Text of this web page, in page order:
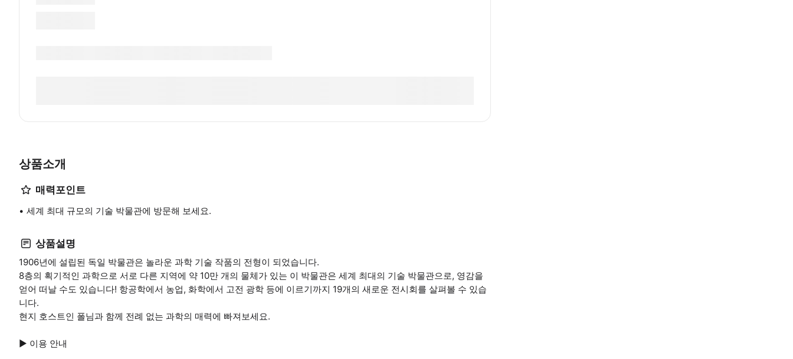
상품소개
매력포인트
세계 최대 규모의 기술 박물관에 방문해 보세요.
상품설명
1906년에 설립된 독일 박물관은 놀라운 과학 기술 작품의 전형이 되었습니다.
8층의 획기적인 과학으로 서로 다른 지역에 약 10만 개의 물체가 있는 이 박물관은 세계 최대의 기술 박물관으로, 영감을
얻어 떠날 수도 있습니다! 항공학에서 농업, 화학에서 고전 광학 등에 이르기까지 19개의 새로운 전시회를 살펴볼 수 있습
니다.
현지 호스트인 폴님과 함께 전례 없는 과학의 매력에 빠져보세요.
▶ 이용 안내